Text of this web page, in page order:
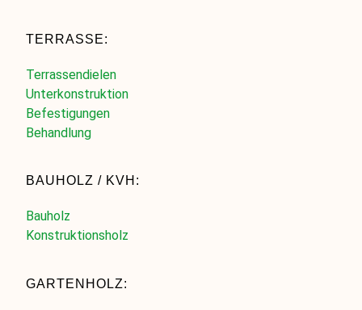
TERRASSE:
Terrassendielen
Unterkonstruktion
Befestigungen
Behandlung
BAUHOLZ / KVH:
Bauholz
Konstruktionsholz
GARTENHOLZ: